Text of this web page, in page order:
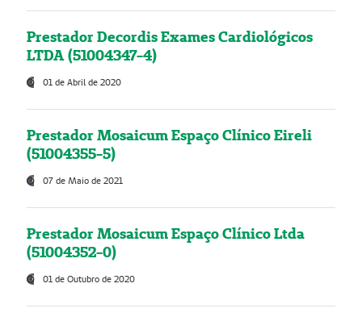
Prestador Decordis Exames Cardiológicos
LTDA (51004347-4)
01 de Abril de 2020
Prestador Mosaicum Espaço Clínico Eireli
(51004355-5)
07 de Maio de 2021
Prestador Mosaicum Espaço Clínico Ltda
(51004352-0)
01 de Outubro de 2020